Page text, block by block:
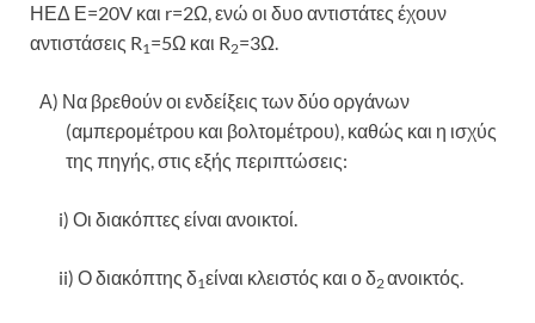
ΗΕΔ Ε=20V και r=2Ω, ενώ οι δυο αντιστάτες έχουν
αντιστάσεις R1=5Ω και R2=3Ω.
Α) Να βρεθούν οι ενδείξεις των δύο οργάνων
(αμπερομέτρου και βολτομέτρου), καθώς και η ισχύς
της πηγής, στις εξής περιπτώσεις:
i) Οι διακόπτες είναι ανοικτοί.
ii) Ο διακόπτης δ1είναι κλειστός και ο δ2ανοικτός.